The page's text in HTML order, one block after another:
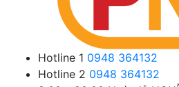
Hotline 1 0948 364132
Hotline 2 0948 364132